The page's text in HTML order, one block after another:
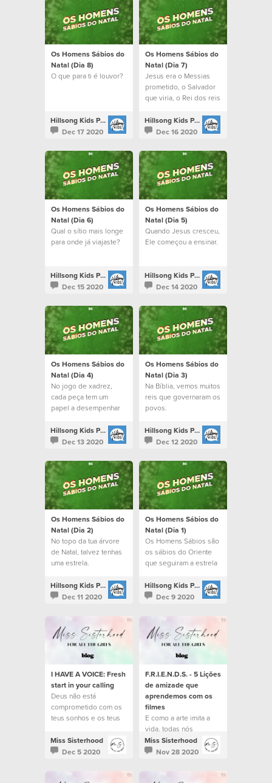
Os Homens Sábios do
Natal (Dia 8)
O que para ti é louvor?
Hillsong Kids Portugal
Dec 17 2020
Os Homens Sábios do
Natal (Dia 7)
Jesus era o Messias
prometido, o Salvador
que viria, o Rei dos reis
Hillsong Kids Portugal
Dec 16 2020
Os Homens Sábios do
Natal (Dia 6)
Qual o sítio mais longe
para onde já viajaste?
Hillsong Kids Portugal
Dec 15 2020
Os Homens Sábios do
Natal (Dia 5)
Quando Jesus cresceu,
Ele começou a ensinar.
Hillsong Kids Portugal
Dec 14 2020
Os Homens Sábios do
Natal (Dia 4)
No jogo de xadrez,
cada peça tem um
papel a desempenhar
Hillsong Kids Portugal
Dec 13 2020
Os Homens Sábios do
Natal (Dia 3)
Na Bíblia, vemos muitos
reis que governaram os
povos.
Hillsong Kids Portugal
Dec 12 2020
Os Homens Sábios do
Natal (Dia 2)
No topo da tua árvore
de Natal, talvez tenhas
uma estrela.
Hillsong Kids Portugal
Dec 11 2020
Os Homens Sábios do
Natal (Dia 1)
Os Homens Sábios são
os sábios do Oriente
que seguiram a estrela
Hillsong Kids Portugal
Dec 9 2020
I HAVE A VOICE: Fresh
start in your calling
Deus não está
comprometido com os
teus sonhos e os teus
comprometido com o
Seu propósito para a
Miss Sisterhood
Dec 5 2020
F.R.I.E.N.D.S. - 5 Lições
de amizade que
aprendemos com os
filmes
E como a arte imita a
vida, todas nós
crescemos a assistir
histórias fantásticas
Miss Sisterhood
Nov 28 2020